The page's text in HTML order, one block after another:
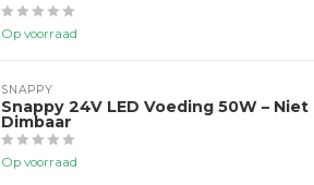
Op voorraad
SNAPPY
Snappy 24V LED Voeding 50W – Niet
Dimbaar
Op voorraad